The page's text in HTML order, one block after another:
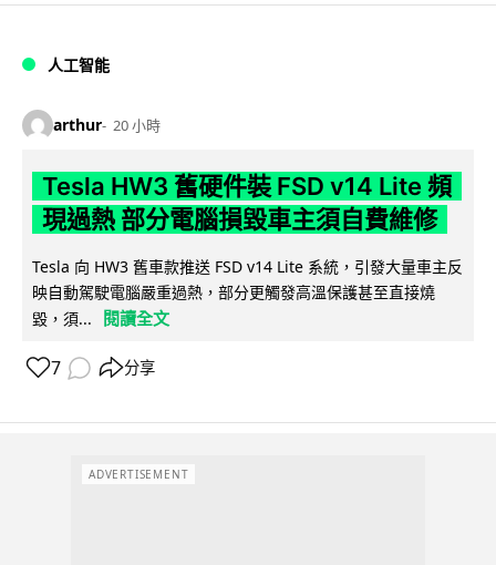
人工智能
arthur 20 小時
Tesla HW3 舊硬件裝 FSD v14 Lite 頻
現過熱 部分電腦損毀車主須自費維修
Tesla 向 HW3 舊車款推送 FSD v14 Lite 系統，引發大量車主反
映自動駕駛電腦嚴重過熱，部分更觸發高溫保護甚至直接燒
毀，須...
閱讀全文
7 分享
ADVERTISEMENT